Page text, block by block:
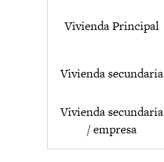
Vivienda Principal
Vivienda secundaria
Vivienda secundaria
/ empresa